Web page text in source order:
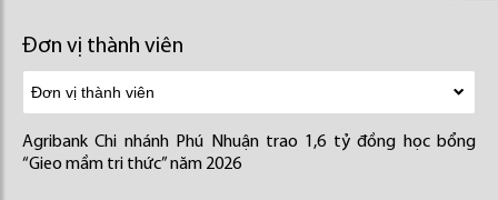
Đơn vị thành viên
Agribank Chi nhánh Phú Nhuận trao 1,6 tỷ đồng học bổng
“Gieo mầm tri thức” năm 2026